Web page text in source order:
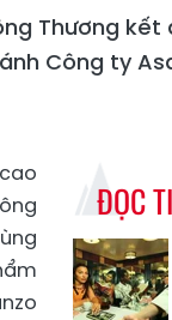
Thương
Công ty
ĐỌC